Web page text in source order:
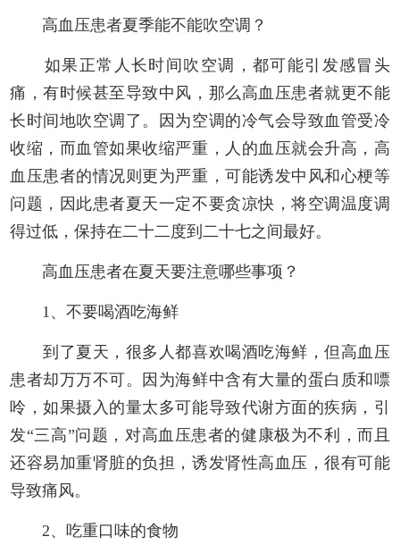
高血压患者夏季能不能吹空调？
如果正常人长时间吹空调，都可能引发感冒头
痛，有时候甚至导致中风，那么高血压患者就更不能
长时间地吹空调了。因为空调的冷气会导致血管受冷
收缩，而血管如果收缩严重，人的血压就会升高，高
血压患者的情况则更为严重，可能诱发中风和心梗等
问题，因此患者夏天一定不要贪凉快，将空调温度调
得过低，保持在二十二度到二十七之间最好。
高血压患者在夏天要注意哪些事项？
1、不要喝酒吃海鲜
到了夏天，很多人都喜欢喝酒吃海鲜，但高血压
患者却万万不可。因为海鲜中含有大量的蛋白质和嘌
呤，如果摄入的量太多可能导致代谢方面的疾病，引
发“三高”问题，对高血压患者的健康极为不利，而且
还容易加重肾脏的负担，诱发肾性高血压，很有可能
导致痛风。
2、吃重口味的食物